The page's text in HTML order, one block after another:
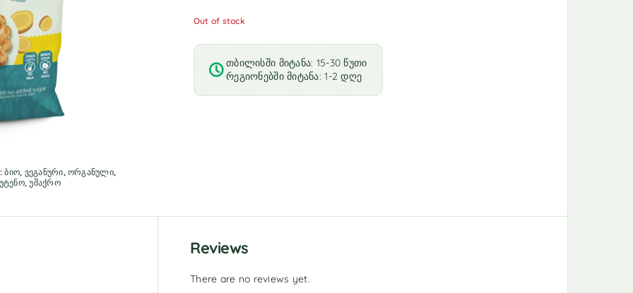
ბიო, ვეგანური, ორგანული,
,უშაქრო
Out of stock
თბილისში მიტანა: 15-30 წუთი
რეგიონებში მიტანა: 1-2 დღე
Reviews
There are no reviews yet.